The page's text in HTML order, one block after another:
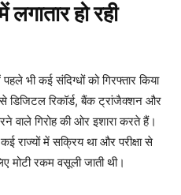
हो रही
भी कई संदिग्धों को गिरफ्तार किया
डिजिटल रिकॉर्ड, बैंक ट्रांजैक्शन और
वाले गिरोह की ओर इशारा करते हैं।
राज्यों में सक्रिय था और परीक्षा से
मोटी रकम वसूली जाती थी।